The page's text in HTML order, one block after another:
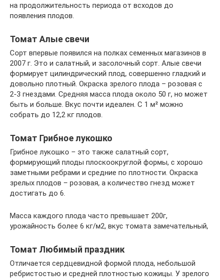
на продолжительность периода от всходов до
появления плодов.
Томат Алые свечи
Сорт впервые появился на полках семенных магазинов в
2007 г. Это и салатный, и засолочный сорт. Алые свечи
формирует цилиндрический плод, совершенно гладкий и
довольно плотный. Окраска зрелого плода – розовая с
2-3 гнездами. Средняя масса плода около 50 г, но может
быть и больше. Вкус почти идеален. С 1 м² можно
собрать до 12,2 кг плодов.
Томат Грибное лукошко
Грибное лукошко – это также салатный сорт,
формирующий плоды плоскоокруглой формы, с хорошо
заметными ребрами и средние по плотности. Окраска
зрелых плодов – розовая, а количество гнезд может
достигать до 6.
Масса каждого плода часто превышает 200г,
урожайность более 6 кг/м2, вкус томата замечательный,
Томат Любимый праздник
Отличается сердцевидной формой плода, небольшой
ребристостью и средней плотностью кожицы. У зрелого